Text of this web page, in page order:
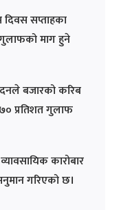
दिवस सप्ताहका
माग हुने
बजारको करिब
७० प्रतिशत गुलाफ
कारोबार
गरिएको छ।